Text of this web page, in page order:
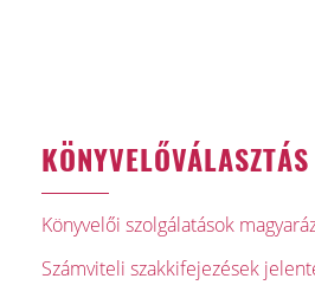
KÖNYVELŐVÁLASZTÁS
Könyvelői szolgálatások
Számviteli szakkifejezések